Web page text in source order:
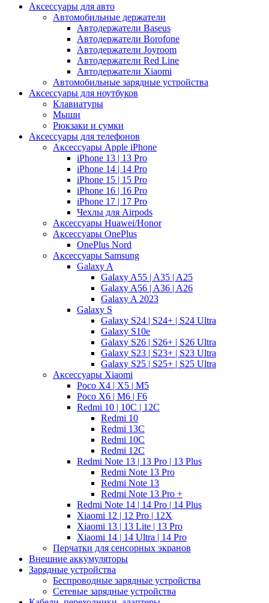
Аксессуары для авто
Автомобильные держатели
Автодержатели Baseus
Автодержатели Borofone
Автодержатели Joyroom
Автодержатели Red Line
Автодержатели Xiaomi
Автомобильные зарядные устройства
Аксессуары для ноутбуков
Клавиатуры
Мыши
Рюкзаки и сумки
Аксессуары для телефонов
Аксессуары Apple iPhone
iPhone 13 | 13 Pro
iPhone 14 | 14 Pro
iPhone 15 | 15 Pro
iPhone 16 | 16 Pro
iPhone 17 | 17 Pro
Чехлы для Airpods
Аксессуары Huawei/Honor
Аксессуары OnePlus
OnePlus Nord
Аксессуары Samsung
Galaxy A
Galaxy A55 | A35 | A25
Galaxy A56 | A36 | A26
Galaxy A 2023
Galaxy S
Galaxy S24 | S24+ | S24 Ultra
Galaxy S10e
Galaxy S26 | S26+ | S26 Ultra
Galaxy S23 | S23+ | S23 Ultra
Galaxy S25 | S25+ | S25 Ultra
Аксессуары Xiaomi
Poco X4 | X5 | M5
Poco X6 | M6 | F6
Redmi 10 | 10C | 12C
Redmi 10
Redmi 13C
Redmi 10C
Redmi 12C
Redmi Note 13 | 13 Pro | 13 Plus
Redmi Note 13 Pro
Redmi Note 13
Redmi Note 13 Pro +
Redmi Note 14 | 14 Pro | 14 Plus
Xiaomi 12 | 12 Pro | 12X
Xiaomi 13 | 13 Lite | 13 Pro
Xiaomi 14 | 14 Ultra | 14 Pro
Перчатки для сенсорных экранов
Внешние аккумуляторы
Зарядные устройства
Беспроводные зарядные устройства
Сетевые зарядные устройства